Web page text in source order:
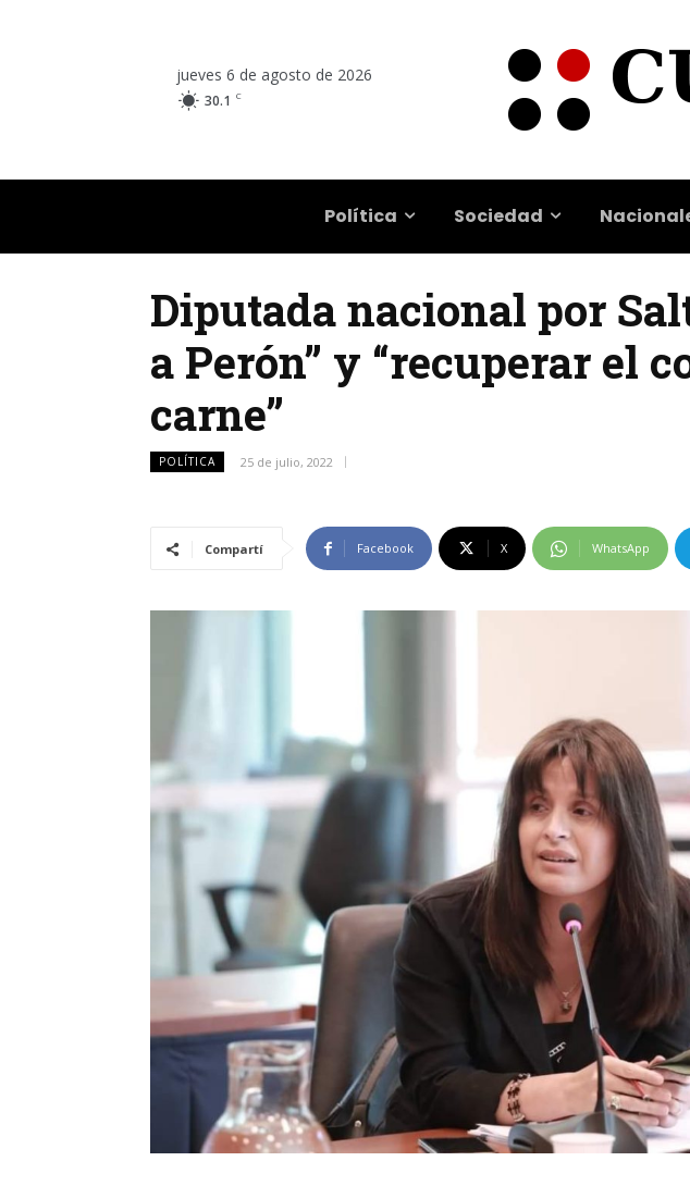
jueves 6 de agosto de 2026
30.1 C
Política Sociedad
Diputada nacional por
a Perón” y “recuperar el
carne”
POLÍTICA 25 de julio, 2022
Compartí Facebook X WhatsApp